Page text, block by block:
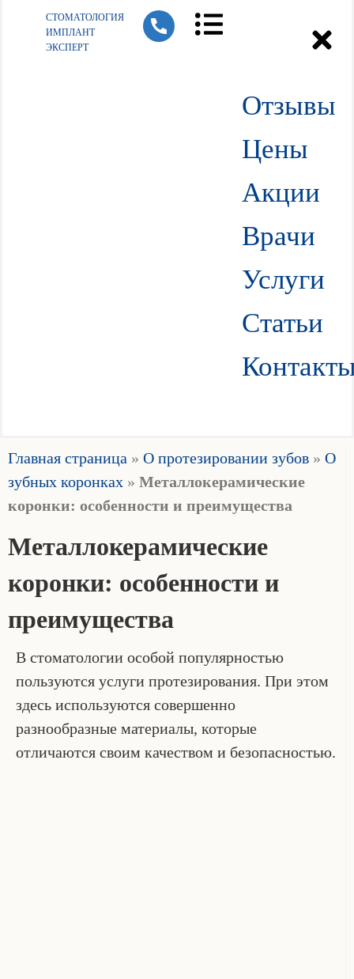
СТОМАТОЛОГИЯ
ИМПЛАНТ
ЭКСПЕРТ
Отзывы
Цены
Акции
Врачи
Услуги
Статьи
Главная страница » О протезировании зубов » О
зубных коронках » Металлокерамические
коронки: особенности и преимущества
Металлокерамические
коронки: особенности и
преимущества
В стоматологии особой популярностью
пользуются услуги протезирования. При этом
здесь используются совершенно
разнообразные материалы, которые
отличаются своим качеством и безопасностью.